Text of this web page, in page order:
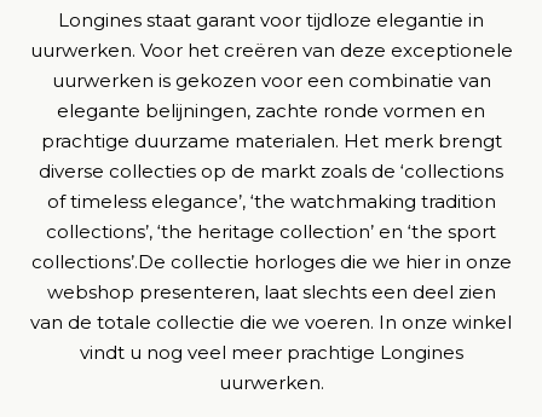
Longines staat garant voor tijdloze elegantie in
uurwerken. Voor het creëren van deze exceptionele
uurwerken is gekozen voor een combinatie van
elegante belijningen, zachte ronde vormen en
prachtige duurzame materialen. Het merk brengt
diverse collecties op de markt zoals de ‘collections
of timeless elegance’, ‘the watchmaking tradition
collections’, ‘the heritage collection’ en ‘the sport
collections’.De collectie horloges die we hier in onze
webshop presenteren, laat slechts een deel zien
van de totale collectie die we voeren. In onze winkel
vindt u nog veel meer prachtige Longines
uurwerken.